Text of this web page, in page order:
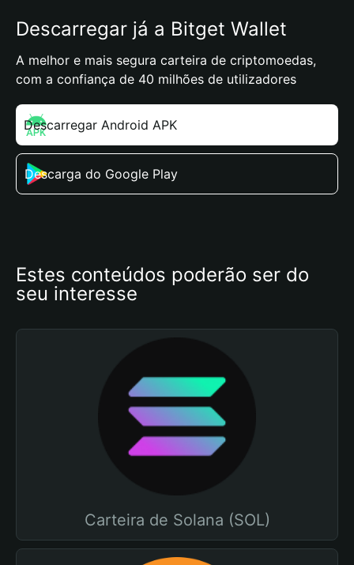
Descarregar já a Bitget Wallet
A melhor e mais segura carteira de criptomoedas,
com a confiança de 40 milhões de utilizadores
Descarregar Android APK
Descarga do Google Play
Estes conteúdos poderão ser do
seu interesse
Carteira de Solana (SOL)